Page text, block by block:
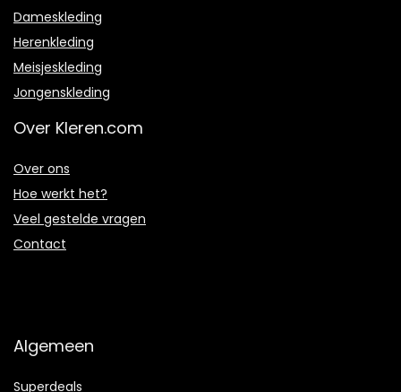
Dameskleding
Herenkleding
Meisjeskleding
Jongenskleding
Over Kleren.com
Over ons
Hoe werkt het?
Veel gestelde vragen
Contact
Algemeen
Superdeals